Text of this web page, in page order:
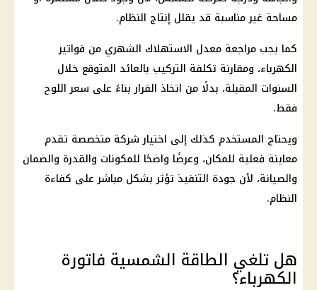
مساحة غير مناسبة قد يقلل إنتاج النظام.
كما يجب مراجعة معدل الاستهلاك الشهري من فواتير
الكهرباء، ومقارنة تكلفة التركيب بالعائد المتوقع خلال
السنوات المقبلة، بدلًا من اتخاذ القرار بناءً على سعر اللوح
فقط.
ويحتاج المستخدم كذلك إلى اختيار شركة متخصصة تقدم
معاينة فعلية للمكان، وعرضًا واضحًا للمكونات والقدرة والضمان
والصيانة، لأن جودة التنفيذ تؤثر بشكل مباشر على كفاءة
النظام.
هل تلغي الطاقة الشمسية فاتورة
الكهرباء؟